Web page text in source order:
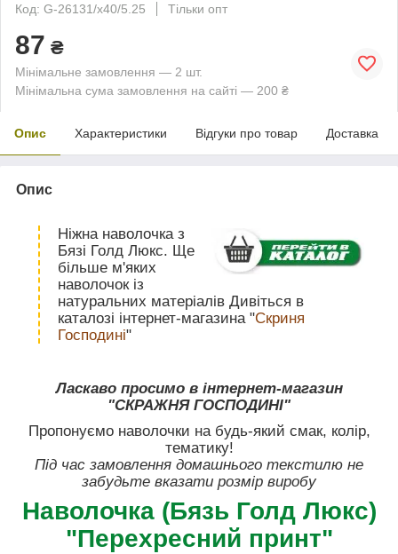
Код: G-26131/x40/5.25
Тільки опт
87 ₴
Мінімальне замовлення — 2 шт.
Мінімальна сума замовлення на сайті — 200 ₴
Опис Характеристики Відгуки про товар Доставка
Опис
Ніжна наволочка з
Бязі Голд Люкс. Ще
більше м'яких
наволочок із
натуральних матеріалів Дивіться в
каталозі інтернет-магазина "Скриня
Господині"
Ласкаво просимо в інтернет-магазин
"СКРАЖНЯ ГОСПОДИНІ"
Пропонуємо наволочки на будь-який смак, колір,
тематику!
Під час замовлення домашнього текстилю не
забудьте вказати розмір виробу
Наволочка (Бязь Голд Люкс)
"Перехресний принт"